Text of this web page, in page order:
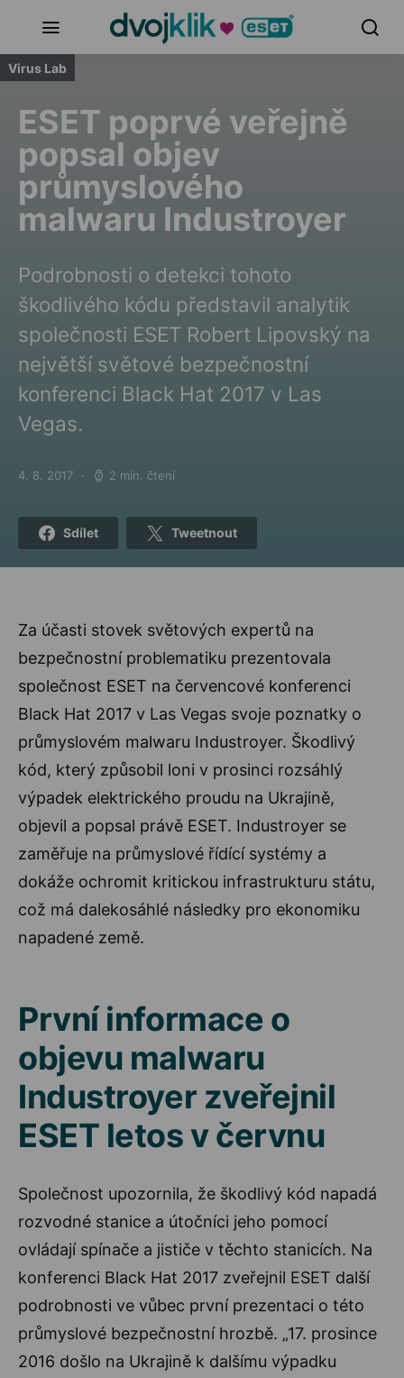
Virus Lab
ESET poprvé veřejně
popsal objev
průmyslového
malwaru Industroyer
Podrobnosti o detekci tohoto
škodlivého kódu představil analytik
společnosti ESET Robert Lipovský na
největší světové bezpečnostní
konferenci Black Hat 2017 v Las
Vegas.
Posted on
4. 8. 2017 2 min. čtení
Sdílet Tweetnout
Za účasti stovek světových expertů na
bezpečnostní problematiku prezentovala
společnost ESET na červencové konferenci
Black Hat 2017 v Las Vegas svoje poznatky o
průmyslovém malwaru Industroyer. Škodlivý
kód, který způsobil loni v prosinci rozsáhlý
výpadek elektrického proudu na Ukrajině,
objevil a popsal právě ESET. Industroyer se
zaměřuje na průmyslové řídící systémy a
dokáže ochromit kritickou infrastrukturu státu,
což má dalekosáhlé následky pro ekonomiku
napadené země.
První informace o
objevu malwaru
Industroyer zveřejnil
ESET letos v červnu
Společnost upozornila, že škodlivý kód napadá
rozvodné stanice a útočníci jeho pomocí
ovládají spínače a jističe v těchto stanicích. Na
konferenci Black Hat 2017 zveřejnil ESET další
podrobnosti ve vůbec první prezentaci o této
průmyslové bezpečnostní hrozbě. „17. prosince
2016 došlo na Ukrajině k dalšímu výpadku